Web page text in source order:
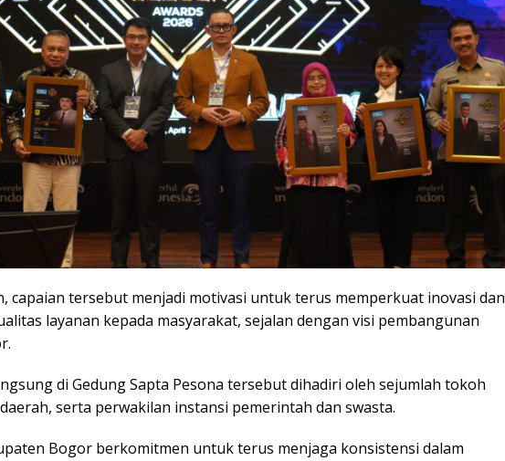
capaian tersebut menjadi motivasi untuk terus memperkuat inovasi dan
layanan kepada masyarakat, sejalan dengan visi pembangunan
di Gedung Sapta Pesona tersebut dihadiri oleh sejumlah tokoh
serta perwakilan instansi pemerintah dan swasta.
Bogor berkomitmen untuk terus menjaga konsistensi dalam